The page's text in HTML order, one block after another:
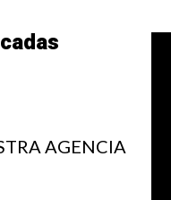
AGENCIA